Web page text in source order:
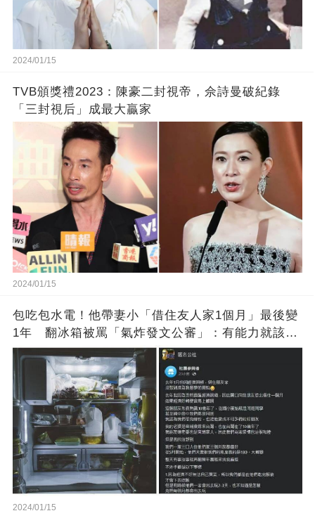
2024/01/15
TVB頒獎禮2023：陳豪二封視帝，佘詩曼破紀錄
「三封視后」成最大贏家
2024/01/15
包吃包水電！他帶妻小「借住友人家1個月」最後變
1年 翻冰箱被罵「氣炸發文公審」：有能力就該大
方
2024/01/15